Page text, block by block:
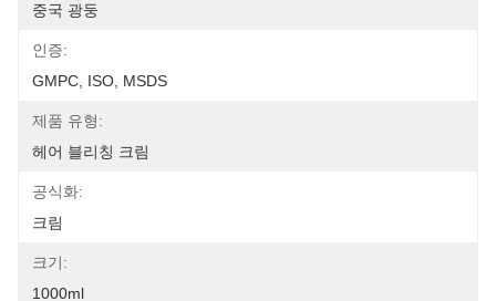
중국 광둥
인증:
GMPC, ISO, MSDS
제품 유형:
헤어 블리칭 크림
공식화:
크림
크기:
1000ml